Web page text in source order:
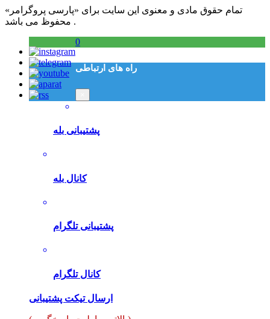
تمام حقوق مادی و معنوی این سایت برای «پارسی پروگرامر»
محفوظ می باشد .
0
راه های ارتباطی
پشتیبانی بله
کانال بله
پشتیبانی تلگرام
کانال تلگرام
ارسال تیکت پشتیبانی